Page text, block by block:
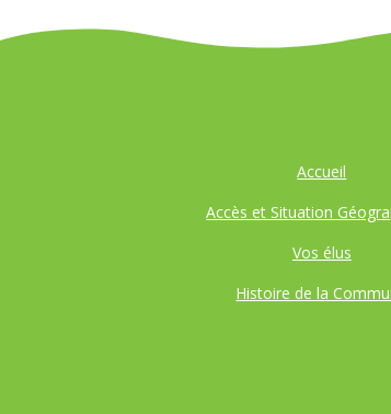
Accueil
Accès et Situation
Vos élus
Histoire de la